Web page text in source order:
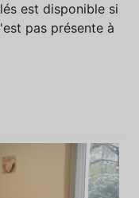
est disponible si
pas présente à